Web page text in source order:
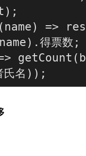
name) =>
得票数;
getCount
氏名));